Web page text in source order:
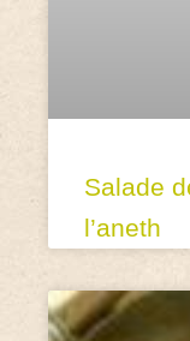
Salade
l’aneth